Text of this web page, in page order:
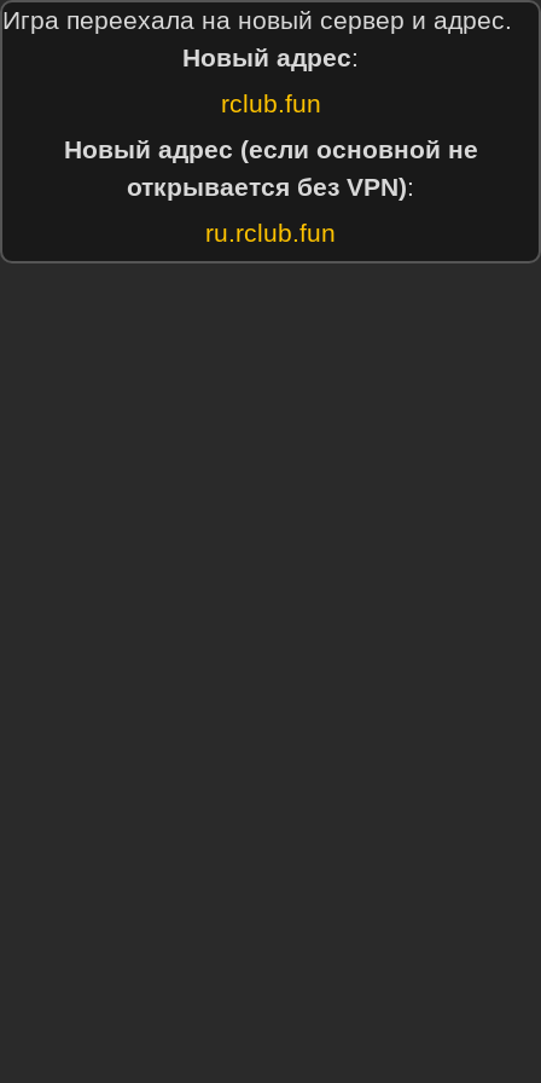
Игра переехала на новый сервер и адрес.
Новый адрес:
rclub.fun
Новый адрес (если основной не
открывается без VPN):
ru.rclub.fun